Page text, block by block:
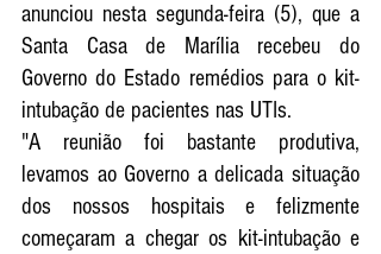
anunciou nesta segunda-feira (5), que a
Santa Casa de Marília recebeu do
Governo do Estado remédios para o kit-
intubação de pacientes nas UTIs.
"A reunião foi bastante produtiva,
levamos ao Governo a delicada situação
dos nossos hospitais e felizmente
começaram a chegar os kit-intubação e